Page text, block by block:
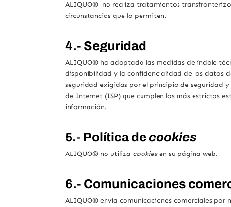
ALIQUO® no realiza tratamientos
circunstancias que lo permiten.
4.- Seguridad
ALIQUO® ha adoptado las medidas de índole
disponibilidad y la confidencialidad de los datos
seguridad exigidas por el principio de seguridad
de Internet (ISP) que cumplen los más estrictos
información.
5.- Política decookies
ALIQUO® no utiliza cookiesen su página web.
6.- Comunicaciones
ALIQUO® envía comunicaciones comerciales por